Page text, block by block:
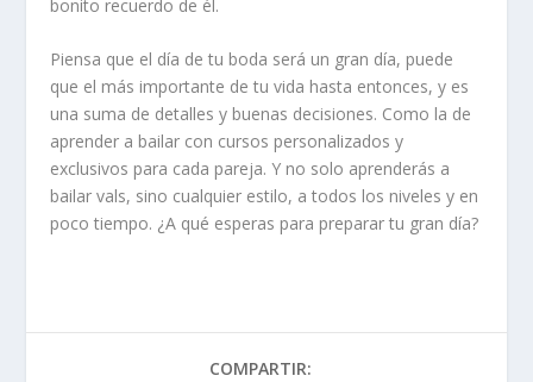
bonito recuerdo de él.
Piensa que el día de tu boda será un gran día, puede
que el más importante de tu vida hasta entonces, y es
una suma de detalles y buenas decisiones. Como la de
aprender a bailar con cursos personalizados y
exclusivos para cada pareja. Y no solo aprenderás a
bailar vals, sino cualquier estilo, a todos los niveles y en
poco tiempo. ¿A qué esperas para preparar tu gran día?
COMPARTIR: